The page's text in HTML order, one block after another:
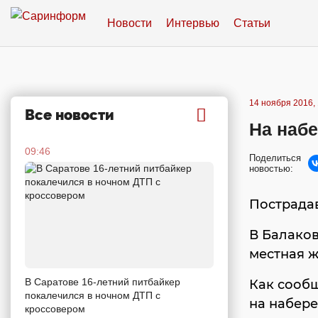
Новости Интервью Статьи
Все новости
09:46
В Саратове 16-летний питбайкер
покалечился в ночном ДТП с
кроссовером
14 ноября 2016,
На
Поделиться
новостью:
В
местная
Как
на